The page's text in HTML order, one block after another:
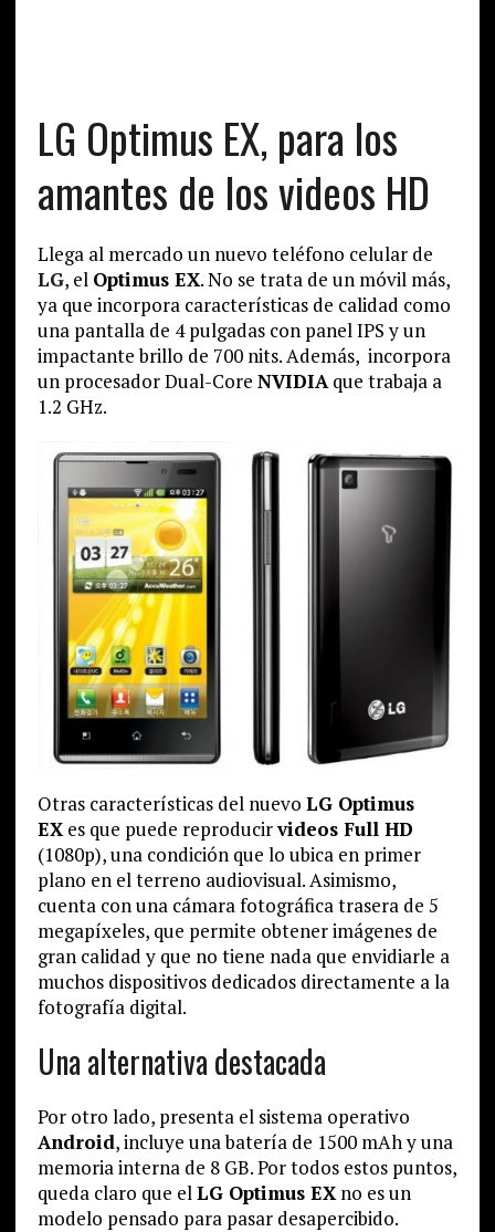
LG Optimus EX, para los
amantes de los videos HD
Llega al mercado un nuevo teléfono celular de
LG, el Optimus EX. No se trata de un móvil más,
ya que incorpora características de calidad como
una pantalla de 4 pulgadas con panel IPS y un
impactante brillo de 700 nits. Además, incorpora
un procesador Dual-Core NVIDIAque trabaja a
1.2 GHz.
Otras características del nuevo LG Optimus
EXes que puede reproducirvideos Full HD
(1080p), una condición que lo ubica en primer
plano en el terreno audiovisual. Asimismo,
cuenta con una cámara fotográfica trasera de 5
megapíxeles, que permite obtener imágenes de
gran calidad y que no tiene nada que envidiarle a
muchos dispositivos dedicados directamente a la
fotografía digital.
Una alternativa destacada
Por otro lado, presenta el sistema operativo
Android, incluye una batería de 1500 mAh y una
memoria interna de 8 GB. Por todos estos puntos,
queda claro que elLG Optimus EXno es un
modelo pensado para pasar desapercibido.